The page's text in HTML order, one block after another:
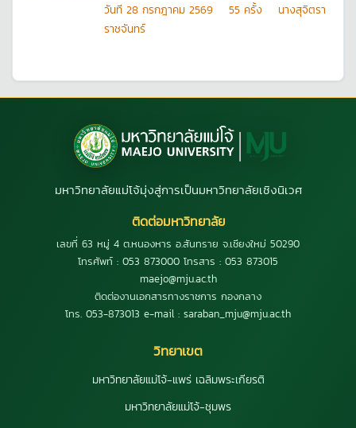
วันที 28 กรกฎาคม 2569 55 ครั้ง
นางสุจิตรา
ราชจันทร์
มหาวิทยาลัยแม่โจ้มุ่งสู่การเป็นมหาวิทยาลัยเชิงนิเวศ
ติดต่อมหาวิทยาลัย
เลขที่ 63 หมู่ 4 ต.หนองหาร อ.สันทราย จ.เชียงใหม่ 50290
โทรศัพท์ : 053 873000 โทรสาร : 053 873015
maejo@mju.ac.th
ติดต่องานเอกสารทางราชการ กองกลาง
โทร. 053-873013 e-mail : saraban_mju@mju.ac.th
วิทยาเขต
มหาวิทยาลัยแม่โจ้-แพร่ เฉลิมพระเกียรติ
มหาวิทยาลัยแม่โจ้-ชุมพร